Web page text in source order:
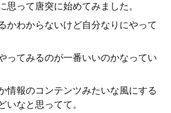
思って唐突に始めてみました。
かわからないけど自分なりにやって
ってみるのが一番いいのかなってい
情報のコンテンツみたいな風にする
いなと思ってて。